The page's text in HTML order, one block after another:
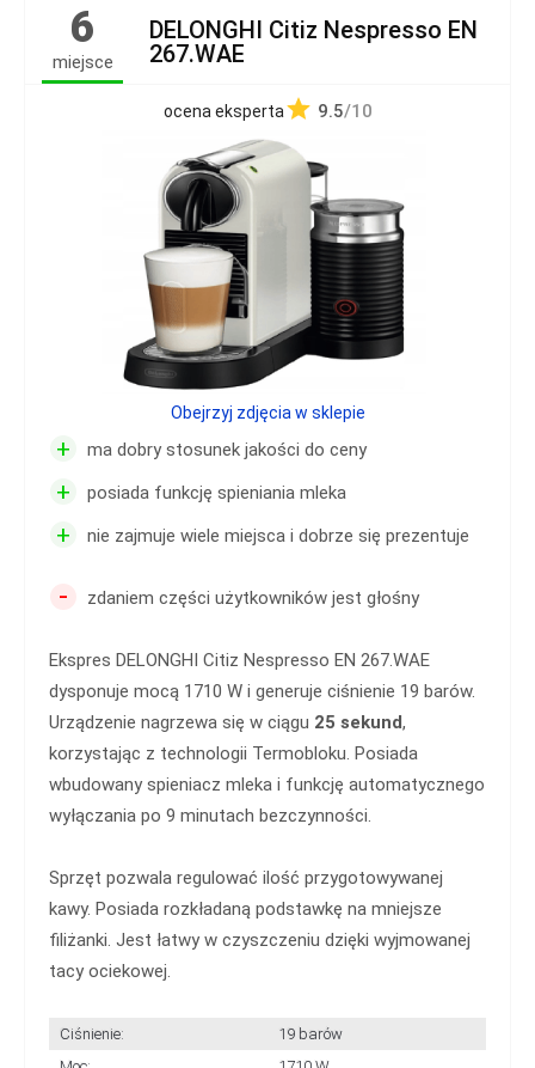
6
miejsce
DELONGHI Citiz Nespresso EN
267.WAE
ocena eksperta 9.5/10
+ ma dobry stosunek jakości do ceny
+ posiada funkcję spieniania mleka
+ nie zajmuje wiele miejsca i dobrze się prezentuje
- zdaniem części użytkowników jest głośny
Ekspres DELONGHI Citiz Nespresso EN 267.WAE
dysponuje mocą 1710 W i generuje ciśnienie 19 barów.
Urządzenie nagrzewa się w ciągu 25 sekund,
korzystając z technologii Termobloku. Posiada
wbudowany spieniacz mleka i funkcję automatycznego
wyłączania po 9 minutach bezczynności.
Sprzęt pozwala regulować ilość przygotowywanej
kawy. Posiada rozkładaną podstawkę na mniejsze
filiżanki. Jest łatwy w czyszczeniu dzięki wyjmowanej
tacy ociekowej.
Ciśnienie:
19 barów
Obejrzyj zdjęcia w sklepie